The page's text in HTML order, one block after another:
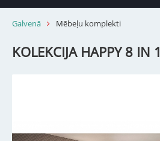
Galvenā Mēbeļu komplekti
KOLEKCIJA HAPPY 8 IN 1